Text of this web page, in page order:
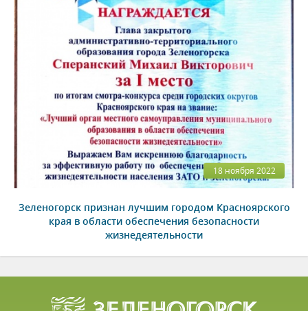
18 ноября 2022
Зеленогорск признан лучшим городом Красноярского
края в области обеспечения безопасности
жизнедеятельности